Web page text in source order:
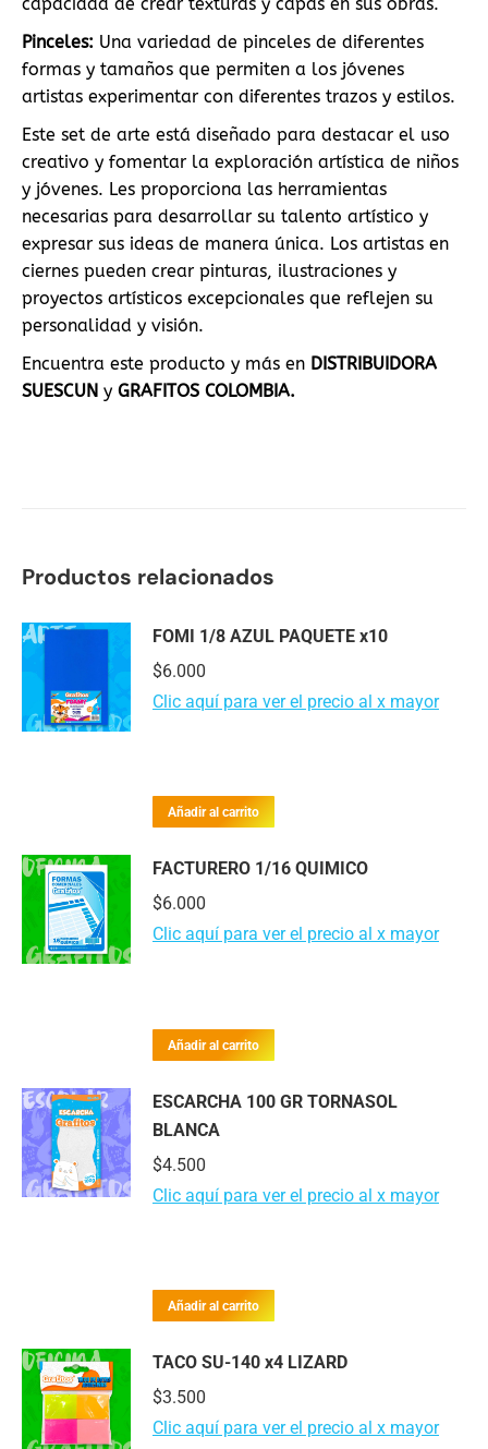
Pinceles: Una variedad de pinceles de diferentes
formas y tamaños que permiten a los jóvenes
artistas experimentar con diferentes trazos y estilos.
Este set de arte está diseñado para destacar el uso
creativo y fomentar la exploración artística de niños
y jóvenes. Les proporciona las herramientas
necesarias para desarrollar su talento artístico y
expresar sus ideas de manera única. Los artistas en
ciernes pueden crear pinturas, ilustraciones y
proyectos artísticos excepcionales que reflejen su
personalidad y visión.
Encuentra este producto y más en DISTRIBUIDORA
SUESCUN y GRAFITOS COLOMBIA.
Productos relacionados
FOMI 1/8 AZUL PAQUETE x10
$6.000
Clic aquí para ver el precio al x mayor
Añadir al carrito
FACTURERO 1/16 QUIMICO
$6.000
Clic aquí para ver el precio al x mayor
Añadir al carrito
ESCARCHA 100 GR TORNASOL
BLANCA
$4.500
Clic aquí para ver el precio al x mayor
Añadir al carrito
TACO SU-140 x4 LIZARD
$3.500
Clic aquí para ver el precio al x mayor